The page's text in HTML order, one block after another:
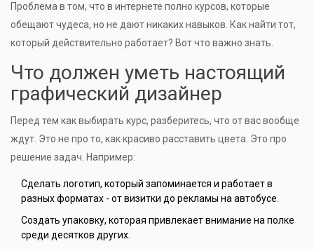
Проблема в том, что в интернете полно курсов, которые
обещают чудеса, но не дают никаких навыков. Как найти тот,
который действительно работает? Вот что важно знать.
Что должен уметь настоящий
графический дизайнер
Перед тем как выбирать курс, разберитесь, что от вас вообще
ждут. Это не про то, как красиво расставить цвета. Это про
решение задач. Например:
Сделать логотип, который запоминается и работает в
разных форматах - от визитки до рекламы на автобусе.
Создать упаковку, которая привлекает внимание на полке
среди десятков других.